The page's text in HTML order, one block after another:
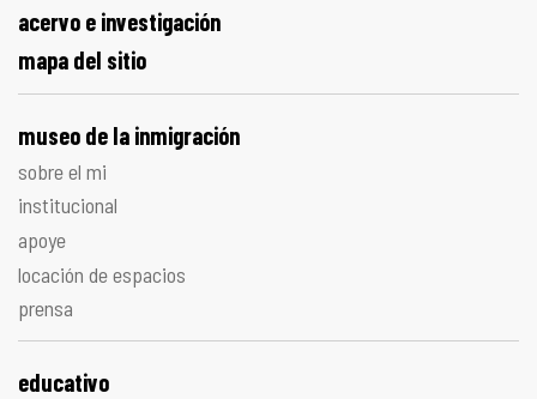
acervo e investigación
mapa del sitio
museo de la inmigración
sobre el mi
institucional
apoye
locación de espacios
prensa
educativo